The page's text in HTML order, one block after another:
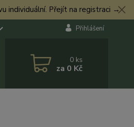
individuální. Přejít na registraci →
Přihlášení
0 ks
za 0 Kč